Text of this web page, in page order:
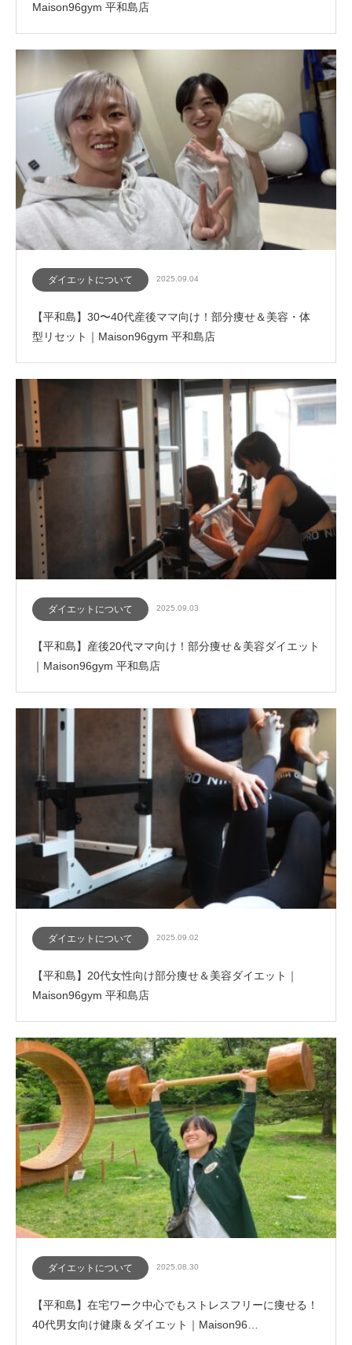
Maison96gym 平和島店
ダイエットについて 2025.09.04
【平和島】30〜40代産後ママ向け！部分痩せ＆美容・体
型リセット｜Maison96gym 平和島店
ダイエットについて 2025.09.03
【平和島】産後20代ママ向け！部分痩せ＆美容ダイエット
｜Maison96gym 平和島店
ダイエットについて 2025.09.02
【平和島】20代女性向け部分痩せ＆美容ダイエット｜
Maison96gym 平和島店
ダイエットについて 2025.08.30
【平和島】在宅ワーク中心でもストレスフリーに痩せる！
40代男女向け健康＆ダイエット｜Maison96…